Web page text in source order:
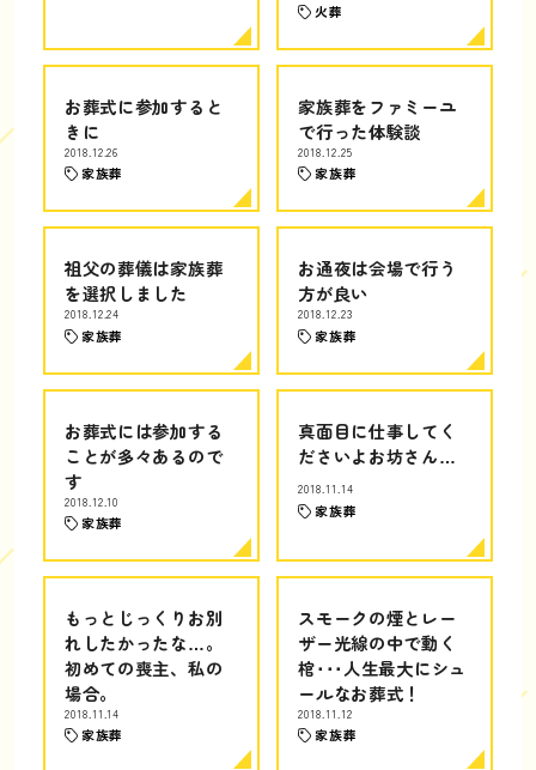
火葬
お葬式に参加すると
きに
2018.12.26
家族葬
家族葬をファミーユ
で行った体験談
2018.12.25
家族葬
祖父の葬儀は家族葬
を選択しました
2018.12.24
家族葬
お通夜は会場で行う
方が良い
2018.12.23
家族葬
お葬式には参加する
ことが多々あるので
す
2018.12.10
家族葬
真面目に仕事してく
ださいよお坊さん…
2018.11.14
家族葬
もっとじっくりお別
れしたかったな…。
初めての喪主、私の
場合。
2018.11.14
家族葬
スモークの煙とレー
ザー光線の中で動く
棺･･･人生最大にシュ
ールなお葬式！
2018.11.12
家族葬